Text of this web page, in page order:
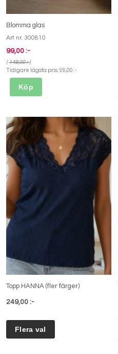
Blomma glas
Art nr. 300810
99,00 :-
(149,00 :-)
Tidigare lägsta pris: 99,00 :-
Köp
Topp HANNA (fler färger)
249,00 :-